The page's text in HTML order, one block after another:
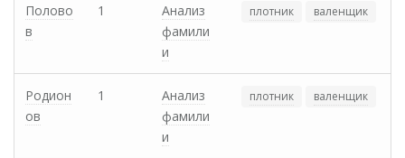
Полово
в
1
Анализ
фамили
и
плотник валенщик
Родион
ов
1
Анализ
фамили
и
плотник валенщик